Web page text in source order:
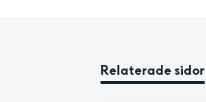
Relaterade sidor